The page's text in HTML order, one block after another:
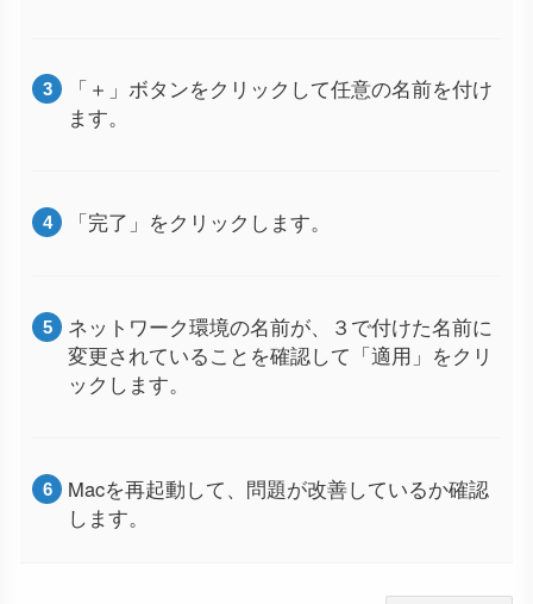
「＋」ボタンをクリックして任意の名前を付け
ます。
「完了」をクリックします。
ネットワーク環境の名前が、３で付けた名前に
変更されていることを確認して「適用」をクリ
ックします。
Macを再起動して、問題が改善しているか確認
します。